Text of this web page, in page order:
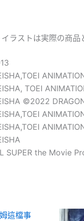
ラストは実際の商
TOEI
©2022
SUPER the Movie